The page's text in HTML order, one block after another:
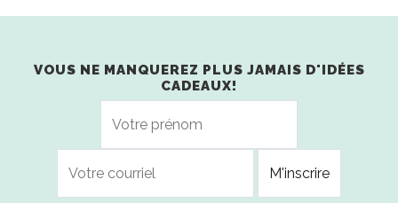
VOUS NE MANQUEREZ PLUS JAMAIS D'IDÉES
CADEAUX!